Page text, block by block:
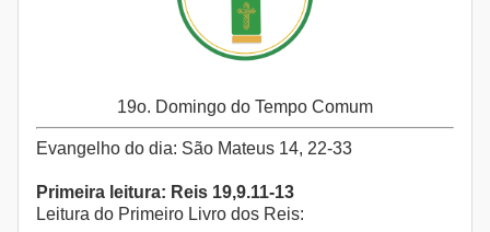
19o. Domingo do Tempo Comum
Evangelho do dia: São Mateus 14, 22-33
Primeira leitura: Reis 19,9.11-13
Leitura do Primeiro Livro dos Reis: